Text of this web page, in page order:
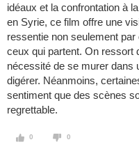
idéaux et la confrontation à
en Syrie, ce film offre une
ressentie non seulement
ceux qui partent. On ressort
nécessité de se murer dans
digérer. Néanmoins,
sentiment que des scènes
regrettable.
0 0